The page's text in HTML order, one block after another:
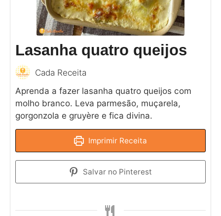
Lasanha quatro queijos
Cada Receita
Aprenda a fazer lasanha quatro queijos com
molho branco. Leva parmesão, muçarela,
gorgonzola e gruyère e fica divina.
Imprimir Receita
Salvar no Pinterest